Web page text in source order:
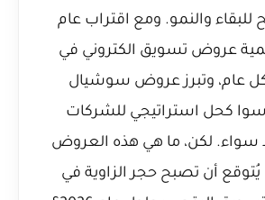
والنمو. ومع اقتراب عام
عروض تسويق الكتروني في
عام، وتبرز عروض سوشيال
سوا كحل استراتيجي للشركات
سواء. لكن، ما هي هذه العروض
يُتوقع أن تصبح حجر الزاوية في